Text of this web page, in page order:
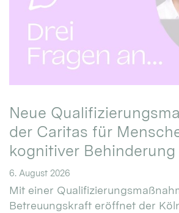
Neue
der Caritas für
kognitiver Behinderung
6. August 2026
Mit einer
Betreuungskraft eröffnet der